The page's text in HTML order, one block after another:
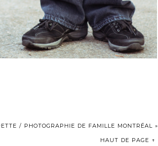
/ PHOTOGRAPHIE DE FAMILLE MONTRÉAL »
HAUT DE PAGE ↑